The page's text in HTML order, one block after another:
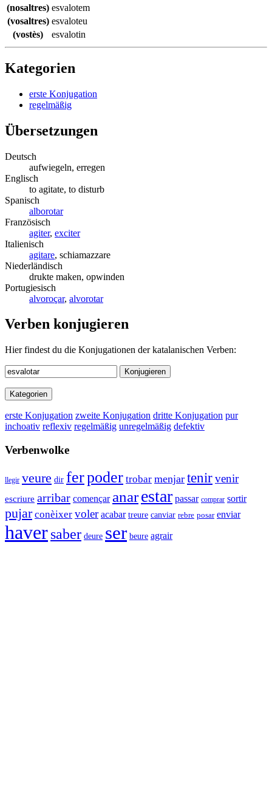
(nosaltres) esvalotem
(vosaltres) esvaloteu
(vostès)
esvalotin
Kategorien
erste Konjugation
regelmäßig
Übersetzungen
Deutsch
aufwiegeln, erregen
Englisch
to agitate, to disturb
Spanisch
alborotar
Französisch
agiter, exciter
Italienisch
agitare, schiamazzare
Niederländisch
drukte maken, opwinden
Portugiesisch
alvoroçar, alvorotar
Verben konjugieren
Hier findest du die Konjugationen der katalanischen Verben:
Konjugieren
Kategorien
erste Konjugation zweite Konjugation dritte Konjugation pur
inchoativ reflexiv regelmäßig unregelmäßig defektiv
Verbenwolke
llegir veure dir ferpoder trobar menjar tenirvenir
escriure arribar començar anarestar passar comprar sortir
pujar conèixer voler acabar treure canviar rebre posar enviar
haversaber deure ser beure agrair